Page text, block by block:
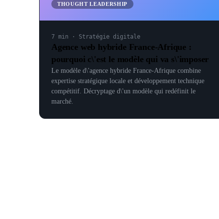
THOUGHT LEADERSHIP
7 min · Stratégie digitale
Agence web hybride France-Afrique :
pourquoi c\'est le modèle qui va s\'imposer
Le modèle d\'agence hybride France-Afrique combine
expertise stratégique locale et développement technique
compétitif. Décryptage d\'un modèle qui redéfinit le
marché.